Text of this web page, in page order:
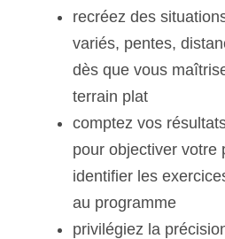
recréez des
variés, pentes,
dès que vous
terrain plat
comptez vos
pour objectiver votre
identifier les
au programme
privilégiez la